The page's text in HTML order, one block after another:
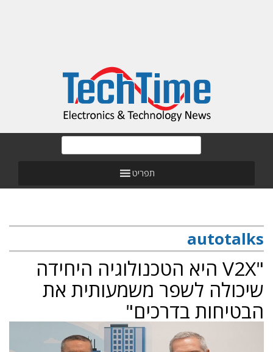
תפריט
autotalks
"V2X היא הטכנולוגיה היחידה
שיכולה לשפר משמעותית את
הבטיחות בדרכים"